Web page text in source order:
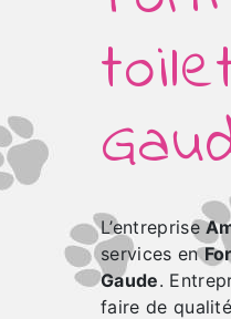
L’entreprise
services en
Gaude.
faire de